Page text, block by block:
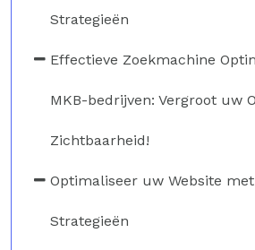
Strategieën
Effectieve Zoekmachine
MKB-bedrijven: Vergroot uw
Zichtbaarheid!
Optimaliseer uw Website met
Strategieën